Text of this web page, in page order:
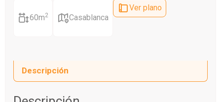
60m2 Casablanca
Ver plano
Descripción